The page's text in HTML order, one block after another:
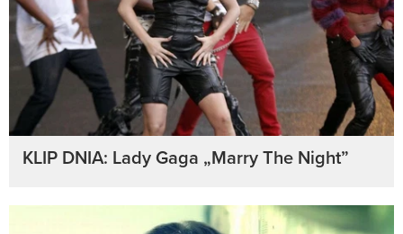
KLIP DNIA: Lady Gaga „Marry The Night”